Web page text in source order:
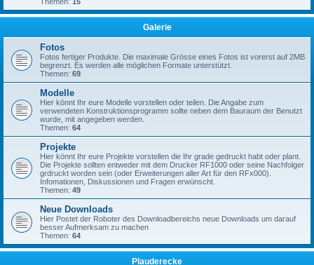
Galerie
Fotos
Fotos fertiger Produkte. Die maximale Grösse eines Fotos ist vorerst auf 2MB
begrenzt. Es werden alle möglichen Formate unterstützt.
Themen: 69
Modelle
Hier könnt Ihr eure Modelle vorstellen oder teilen. Die Angabe zum
verwendeten Konstruktionsprogramm sollte neben dem Bauraum der Benutzt
wurde, mit angegeben werden.
Themen: 64
Projekte
Hier könnt Ihr eure Projekte vorstellen die Ihr grade gedruckt habt oder plant.
Die Projekte sollten entweder mit dem Drucker RF1000 oder seine Nachfolger
grdruckt worden sein (oder Erweiterungen aller Art für den RFx000).
Infomationen, Diskussionen und Fragen erwünscht.
Themen: 49
Neue Downloads
Hier Postet der Roboter des Downloadbereichs neue Downloads um darauf
besser Aufmerksam zu machen
Themen: 64
Plauderecke